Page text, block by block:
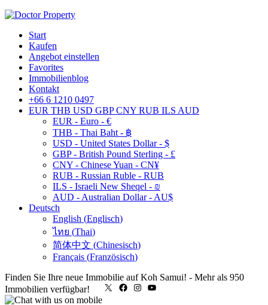
Start
Kaufen
Angebot einstellen
Favorites
Immobilienblog
Kontakt
+66 6 1210 0497
EUR THB USD GBP CNY RUB ILS AUD
EUR - Euro - €
THB - Thai Baht - ฿
USD - United States Dollar - $
GBP - British Pound Sterling - £
CNY - Chinese Yuan - CN¥
RUB - Russian Ruble - RUB
ILS - Israeli New Sheqel - ₪
AUD - Australian Dollar - AU$
Deutsch
English (Englisch)
ไทย (Thai)
简体中文 (Chinesisch)
Français (Französisch)
Finden Sie Ihre neue Immobilie auf Koh Samui! - Mehr als 950
Immobilien verfügbar!
X FacebookInstagram